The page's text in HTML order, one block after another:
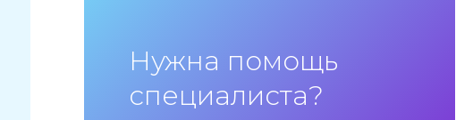
Нужна помощь
специалиста?